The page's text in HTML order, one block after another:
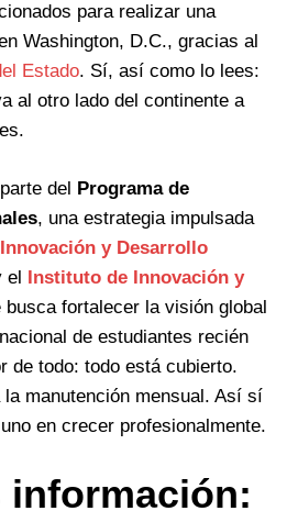
para realizar una
Washington, D.C., gracias al
Estado. Sí, así como lo lees:
al otro lado del continente a
del
Programa de
, una estrategia impulsada
y Desarrollo
el
Instituto de Innovación y
busca fortalecer la visión global
de estudiantes recién
de todo: todo está cubierto.
la manutención mensual. Así sí
en crecer profesionalmente.
información: